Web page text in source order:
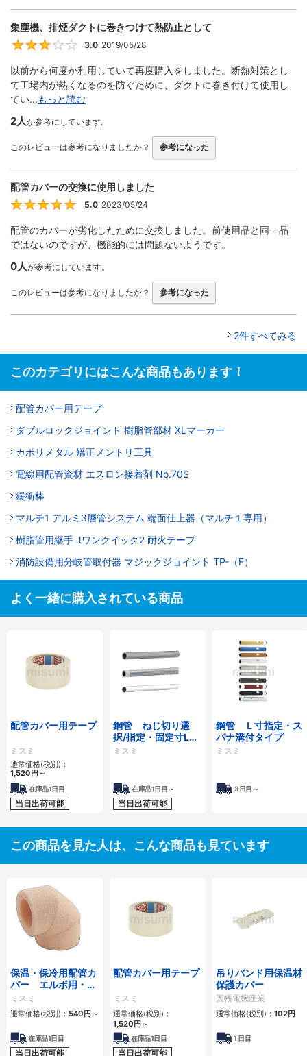
集塵機、排煙ダクトに巻きつけて熱防止として
3
3.0 2019/05/28
以前から何度か利用していて再度購入をしました。断熱対策とし
て工場内が熱くなるのを防ぐために、ダクトに巻き付けて使用し
てい...もっと読む
2人が参考にしています。
このレビューは参考になりましたか？ 参考になった
配管カバーの交換に使用しました
5
5.0 2023/05/24
配管のカバーが劣化したために交換しました。前使用品と同一品
ではないのですが、機能的には問題ないようです。
0人が参考にしています。
このレビューは参考になりましたか？ 参考になった
2件すべてみる
このカテゴリにはこんな商品もあります！
配管カバー用テープ
ダブルロックジョイント 樹脂管部材 XLマーカー
カポリメタル 矯正メントリ工具
電線用配管資材 エスロン接着剤 No.70S
緩衝棒
マルチ1 アルミ3層管システム 端面仕上器（マルチ１専用）
樹脂管用継手 Jワンクイック2 耐火テープ
消防設備用分岐管取付器 マジックジョイント TP-（F）
よく一緒に購入されている商品
配管カバー用テープ
ミスミ
通常価格(税別)：
1,520 円 ～
在庫品1日目
当日出荷可能
鋼管 ねじ切り選
択/指定・固定寸L～
2000【SGP黒・
ミスミ
在庫品1日目～
当日出荷可能
鋼管 Ｌ寸指定・ス
パナ溝付タイプ
ミスミ
3日目～
この商品を見た人は、こんな商品も見ています
保温・保冷用配管カ
バー エルボ用・チ
ーズ用
ミスミ
通常価格(税別)： 540 円 ～
在庫品1日目
当日出荷可能
配管カバー用テープ
ミスミ
通常価格(税別)：
1,520 円 ～
在庫品1日目
当日出荷可能
吊りバンド用保温材
保護カバー
因幡電機産業
通常価格(税別)： 102円
1 日目